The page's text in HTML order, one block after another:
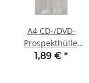
A4 CD-/DVD-
Prospekthülle,
für 4 CDs/DVDs
1,89 € *